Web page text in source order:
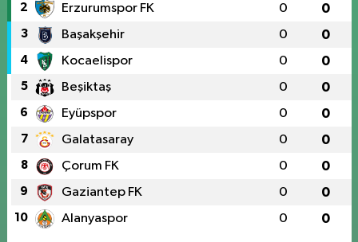
2 Erzurumspor FK 0 0
3 Başakşehir 0 0
4 Kocaelispor 0 0
5 Beşiktaş 0 0
6 Eyüpspor 0 0
7 Galatasaray 0 0
8 Çorum FK 0 0
9 Gaziantep FK 0 0
10 Alanyaspor 0 0